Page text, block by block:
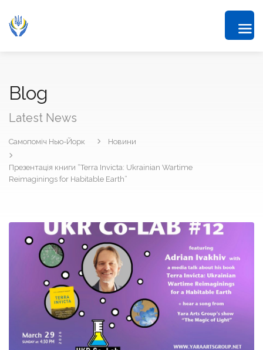
Blog
Latest News
Самопоміч Нью-Йорк Новини
Презентація книги “Terra Invicta: Ukrainian Wartime
Reimaginings for Habitable Earth”